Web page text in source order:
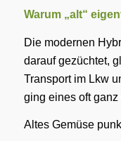
Warum „alt“
Die modernen
darauf gezüchtet,
Transport im Lkw
ging eines oft ganz
Altes Gemüse